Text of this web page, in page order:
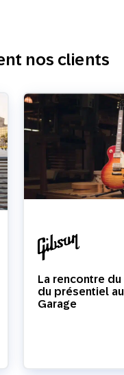
nos clients
La rencontre
du présentiel
Garage